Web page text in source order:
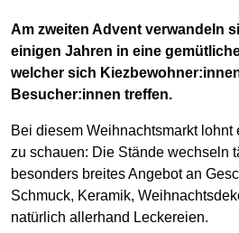
Am zweiten Advent verwandeln
einigen Jahren in eine
welcher sich
Besucher:innen treffen.
Bei diesem Weihnachtsmarkt lohnt
zu schauen: Die Stände wechseln
besonders breites Angebot an
Schmuck, Keramik,
natürlich allerhand Leckereien.